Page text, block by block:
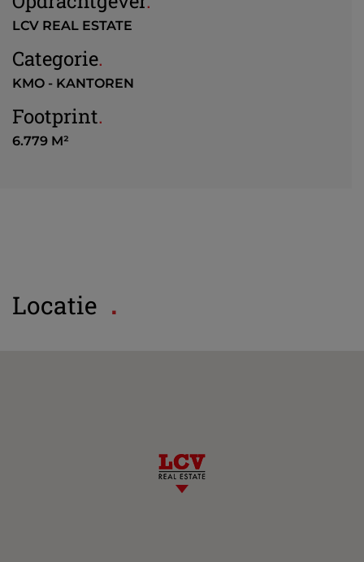
LCV REAL ESTATE
Categorie.
KMO - KANTOREN
Footprint.
6.779 M²
Locatie